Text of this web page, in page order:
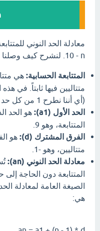
10 - n. لنشرح كيف وصلنا إلى هذه المعادلة:
المتتابعة الحسابية: هي
(أي أننا نطرح 1 من كل حد للحصول على الحد التالي).
الحد الأول (a1):
هو الحد
المتتابعة، وهو 9.
الفرق المشترك (d):
هو
متتاليين، وهو -1.
معادلة الحد النوني (an):
المتتابعة دون الحاجة
الصيغة العامة لمعادلة
هي: